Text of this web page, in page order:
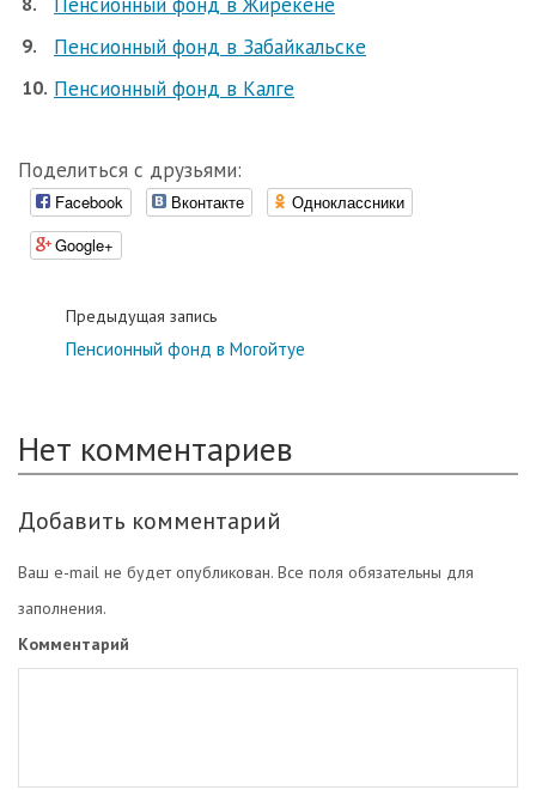
Пенсионный фонд в Забайкальске
Пенсионный фонд в Калге
Поделиться с друзьями:
Facebook Вконтакте
Одноклассники
Google+
Предыдущая запись
Пенсионный фонд в Могойтуе
Нет комментариев
Добавить комментарий
Ваш e-mail не будет опубликован. Все поля обязательны для
заполнения.
Комментарий